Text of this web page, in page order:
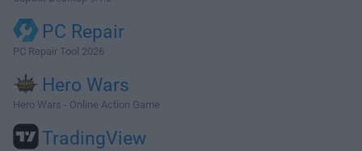
PC Repair
PC Repair Tool 2026
Hero Wars
Hero Wars - Online Action Game
TradingView